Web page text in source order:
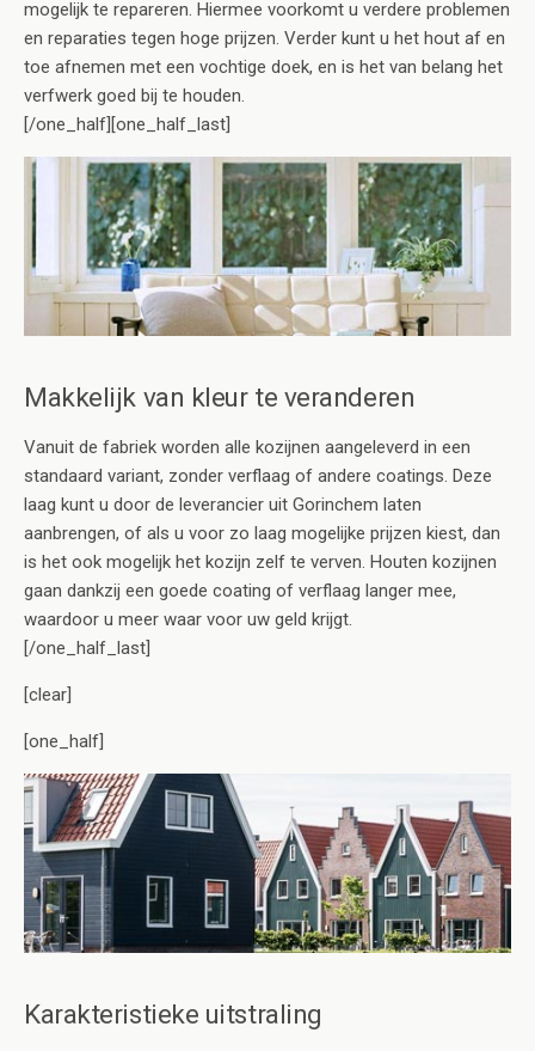
mogelijk te repareren. Hiermee voorkomt u verdere problemen
en reparaties tegen hoge prijzen. Verder kunt u het hout af en
toe afnemen met een vochtige doek, en is het van belang het
verfwerk goed bij te houden.
[/one_half][one_half_last]
Makkelijk van kleur te veranderen
Vanuit de fabriek worden alle kozijnen aangeleverd in een
standaard variant, zonder verflaag of andere coatings. Deze
laag kunt u door de leverancier uit Gorinchem laten
aanbrengen, of als u voor zo laag mogelijke prijzen kiest, dan
is het ook mogelijk het kozijn zelf te verven. Houten kozijnen
gaan dankzij een goede coating of verflaag langer mee,
waardoor u meer waar voor uw geld krijgt.
[/one_half_last]
[clear]
[one_half]
Karakteristieke uitstraling